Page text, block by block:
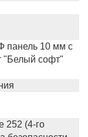
панель 10 мм с
"Белый софт"
252 (4-го